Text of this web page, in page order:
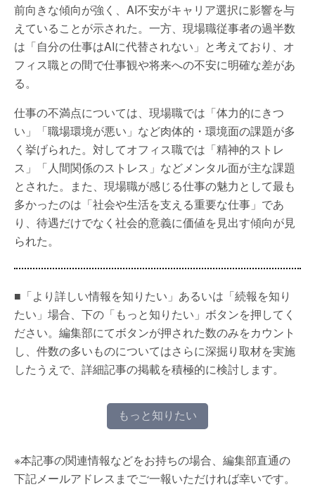
前向きな傾向が強く、AI不安がキャリア選択に影響を与
えていることが示された。一方、現場職従事者の過半数
は「自分の仕事はAIに代替されない」と考えており、オ
フィス職との間で仕事観や将来への不安に明確な差があ
る。
仕事の不満点については、現場職では「体力的にきつ
い」「職場環境が悪い」など肉体的・環境面の課題が多
く挙げられた。対してオフィス職では「精神的ストレ
ス」「人間関係のストレス」などメンタル面が主な課題
とされた。また、現場職が感じる仕事の魅力として最も
多かったのは「社会や生活を支える重要な仕事」であ
り、待遇だけでなく社会的意義に価値を見出す傾向が見
られた。
■「より詳しい情報を知りたい」あるいは「続報を知り
たい」場合、下の「もっと知りたい」ボタンを押してく
ださい。編集部にてボタンが押された数のみをカウント
し、件数の多いものについてはさらに深掘り取材を実施
したうえで、詳細記事の掲載を積極的に検討します。
もっと知りたい
※本記事の関連情報などをお持ちの場合、編集部直通の
下記メールアドレスまでご一報いただければ幸いです。